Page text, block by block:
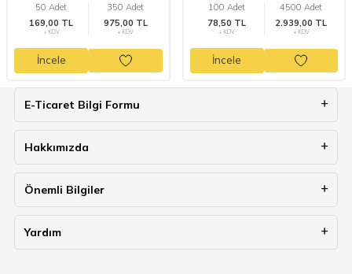
50 Adet
169,00 TL
+ KDV
350 Adet
975,00 TL
+ KDV
İncele
100 Adet
78,50 TL
+ KDV
4500 Adet
2.939,00 TL
+ KDV
İncele
E-Ticaret Bilgi Formu
Hakkımızda
Önemli Bilgiler
Yardım